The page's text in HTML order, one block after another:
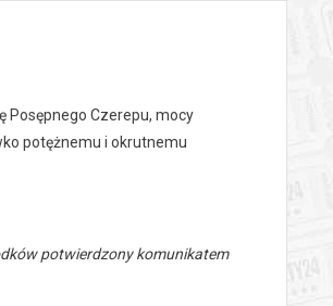
Posępnego Czerepu, mocy
potężnemu i okrutnemu
potwierdzony komunikatem